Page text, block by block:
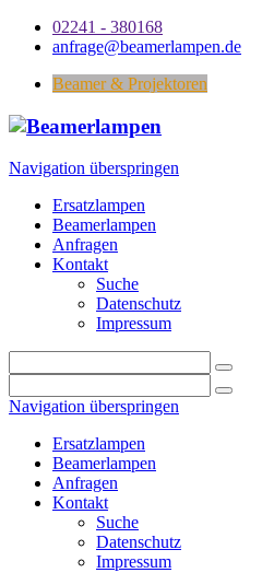
02241 - 380168
anfrage@beamerlampen.de
Beamer & Projektoren
Navigation überspringen
Ersatzlampen
Beamerlampen
Anfragen
Kontakt
Suche
Datenschutz
Impressum
Navigation überspringen
Ersatzlampen
Beamerlampen
Anfragen
Kontakt
Suche
Datenschutz
Impressum